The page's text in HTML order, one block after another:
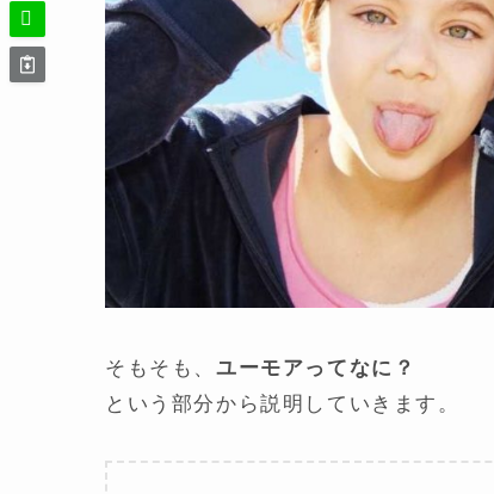
そもそも、 ユーモアってなに？
という部分から説明していきます。